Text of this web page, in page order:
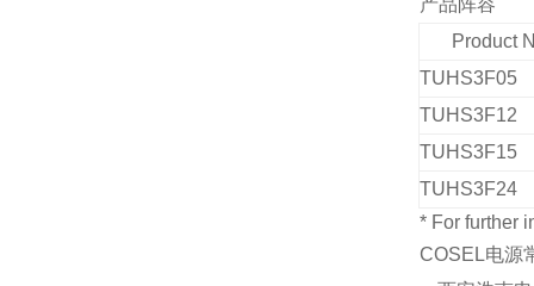
产品阵容
Product
TUHS3F05
TUHS3F12
TUHS3F15
TUHS3F24
* For further
COSEL电源